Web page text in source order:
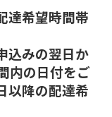
達希望時間帯
込みの翌日か
内の日付をご
以降の配達希